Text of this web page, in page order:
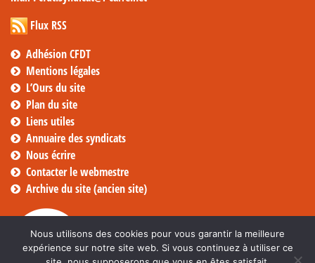
Flux RSS
Adhésion CFDT
Mentions légales
L’Ours du site
Plan du site
Liens utiles
Annuaire des syndicats
Nous écrire
Contacter le webmestre
Archive du site (ancien site)
Nous utilisons des cookies pour vous garantir la meilleure
expérience sur notre site web. Si vous continuez à utiliser ce